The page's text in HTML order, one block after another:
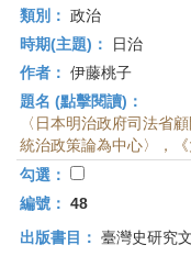
類別： 政治
時期(主題)：
日治
作者： 伊藤桃子
題名 (點擊閱讀)：
〈日本明治政府司法省
統治政策論為中心〉，
勾選：
編號： 48
出版書目： 臺灣史研究